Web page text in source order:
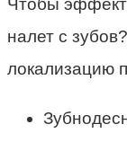
Чтобы
налет с
локализацию